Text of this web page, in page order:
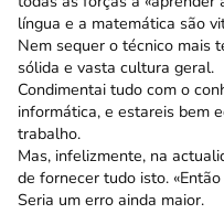
língua e a matemática são
Nem sequer o técnico mais
sólida e vasta cultura geral.
Condimentai tudo com o
informática, e estareis bem
trabalho.
Mas, infelizmente, na
de fornecer tudo isto.
Seria um erro ainda maior.